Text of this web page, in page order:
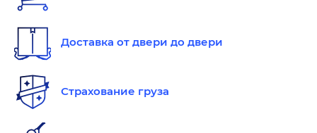
Доставка от двери до двери
Страхование груза